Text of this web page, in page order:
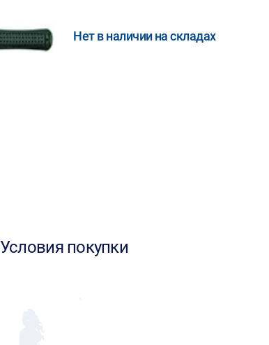
Нет в наличии на складах
Условия покупки